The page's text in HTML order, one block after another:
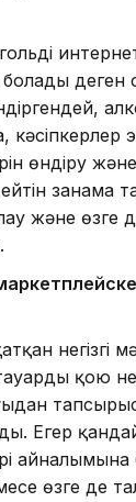
болады деген
кәсіпкерлер
өндіру
заңнама
және өзге
негізгі
қою
тапсырыс
Егер
өзге де